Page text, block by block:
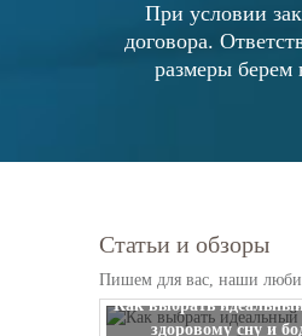
При условии
договора.
размеры берем
Статьи и обзоры
Пишем для вас, наши
Как выбрать
здоровому сну и